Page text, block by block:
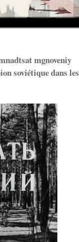
mgnoveniy
soviétique dans les